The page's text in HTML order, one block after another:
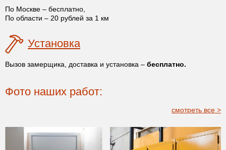
По Москве – бесплатно,
По области – 20 рублей за 1 км
Установка
Вызов замерщика, доставка и установка – бесплатно.
Фото наших работ:
смотреть все >